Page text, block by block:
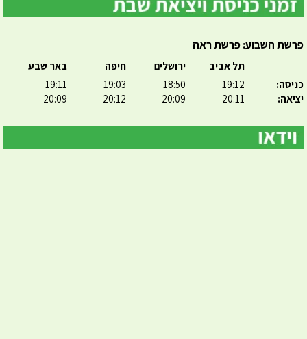
פרשת השבוע: פרשת ראה
כניסה:
יציאה:
תל אביב
19:12
20:11
ירושלים
18:50
20:09
חיפה
19:03
20:12
באר שבע
19:11
20:09